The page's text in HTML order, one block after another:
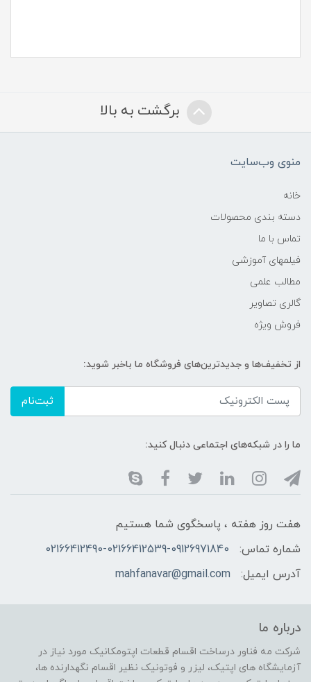
برگشت به بالا
منوی وب‌سایت
خانه
دسته بندی محصولات
تماس با ما
فیلمهای آموزشی
مطالب علمی
گالری تصاویر
فروش ویژه
از تخفیف‌ها و جدیدترین‌های فروشگاه ما باخبر شوید:
ثبت‌نام
ما را در شبکه‌های اجتماعی دنبال کنید:
هفت روز هفته ، پاسخگوی شما هستیم
شماره تماس:
02166412490-02166412539-09126971840
آدرس ایمیل:
mahfanavar@gmail.com
درباره ما
شرکت مه فناور درساخت اقسام قطعات اپتومکانیک مورد نیاز در
آزمایشگاه های اپتیک، لیزر و فوتونیک نظیر اقسام نگهدارنده ها،